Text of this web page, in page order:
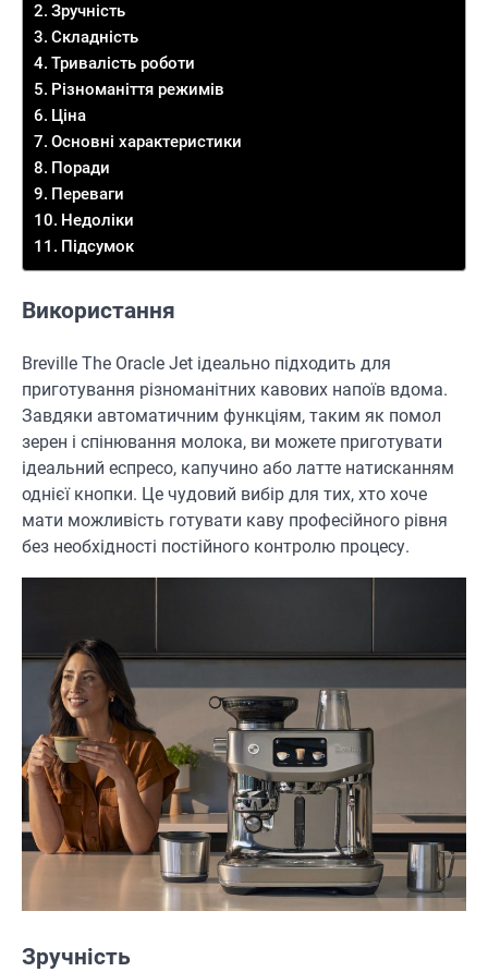
Зручність
Складність
Тривалість роботи
Різноманіття режимів
Ціна
Основні характеристики
Поради
Переваги
Недоліки
Підсумок
Використання
Breville The Oracle Jet ідеально підходить для
приготування різноманітних кавових напоїв вдома.
Завдяки автоматичним функціям, таким як помол
зерен і спінювання молока, ви можете приготувати
ідеальний еспресо, капучино або латте натисканням
однієї кнопки. Це чудовий вибір для тих, хто хоче
мати можливість готувати каву професійного рівня
без необхідності постійного контролю процесу.
Зручність